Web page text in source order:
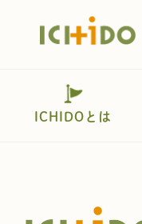
ICHIDOとは